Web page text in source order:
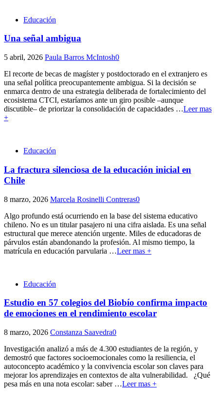
Educación
Una señal ambigua
5 abril, 2026 Paula Barros McIntosh0
El recorte de becas de magíster y postdoctorado en el extranjero es
una señal política preocupantemente ambigua. Si la decisión se
enmarca dentro de una estrategia deliberada de fortalecimiento del
ecosistema CTCI, estaríamos ante un giro posible –aunque
discutible– de priorizar la consolidación de capacidades …Leer mas
+
Educación
La fractura silenciosa de la educación inicial en
Chile
8 marzo, 2026 Marcela Rosinelli Contreras0
Algo profundo está ocurriendo en la base del sistema educativo
chileno. No es un titular pasajero ni una cifra aislada. Es una señal
estructural que merece atención urgente. Miles de educadoras de
párvulos están abandonando la profesión. Al mismo tiempo, la
matrícula en educación parvularia …Leer mas +
Educación
Estudio en 57 colegios del Biobío confirma impacto
de emociones en el rendimiento escolar
8 marzo, 2026 Constanza Saavedra0
Investigación analizó a más de 4.300 estudiantes de la región, y
demostró que factores socioemocionales como la resiliencia, el
autoconcepto académico y la convivencia escolar son claves para
mejorar los aprendizajes en contextos de alta vulnerabilidad. ¿Qué
pesa más en una nota escolar: saber …Leer mas +